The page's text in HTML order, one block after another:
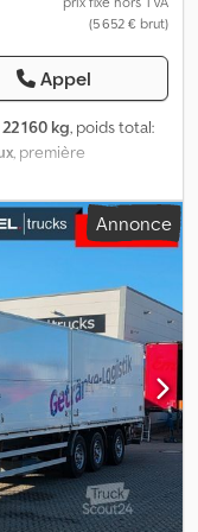
(5 652 € brut)
Appel
22 160 kg, poids total:
, première
de chargement:
2 470 mm,
mm, volume de
2 530 mm, hauteur
4 rails perforés
hayon élévateur
de 2000 kg, boîte
externe,
EBS, essieux BPW
freins à disque,
levage et
de publicité
Aprokr Notre offre
technique. Si un
Annonce